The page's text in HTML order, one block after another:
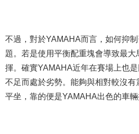
不過，對於YAMAHA而言，如何抑
題。若是使用平衡配重塊會導致最大
揮。確實YAMAHA近年在賽場上也
不足而處於劣勢。能夠與相對較沒
平坐，靠的便是YAMAHA出色的車輛